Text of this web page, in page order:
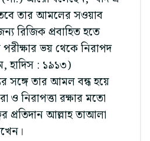
তার আমলের সওয়াব
রিজিক প্রবাহিত হতে
ভয় থেকে নিরাপদ
হাদিস : ১৯১৩)
সঙ্গে তার আমল বন্ধ হয়ে
ও নিরাপত্তা রক্ষার মতো
প্রতিদান আল্লাহ তাআলা